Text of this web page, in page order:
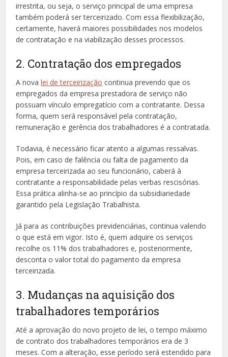
irrestrita, ou seja, o serviço principal de uma empresa
também poderá ser terceirizado. Com essa flexibilização,
certamente, haverá maiores possibilidades nos modelos
de contratação e na viabilização desses processos.
2. Contratação dos empregados
A novalei de terceirização continua prevendo que os
empregados da empresa prestadora de serviço não
possuam vínculo empregatício com a contratante. Dessa
forma, quem será responsável pela contratação,
remuneração e gerência dos trabalhadores é a contratada.
Todavia, é necessário ficar atento a algumas ressalvas.
Pois, em caso de falência ou falta de pagamento da
empresa terceirizada ao seu funcionário, caberá à
contratante a responsabilidade pelas verbas rescisórias.
Essa prática alinha-se ao princípio da subsidiariedade
garantido pela Legislação Trabalhista.
Já para as contribuições previdenciárias, continua valendo
o que está em vigor. Isto é, quem adquire os serviços
recolhe os 11% dos trabalhadores e, posteriormente,
desconta o valor total do pagamento da empresa
terceirizada.
3. Mudanças na aquisição dos
trabalhadores temporários
Até a aprovação do novo projeto de lei, o tempo máximo
de contrato dos trabalhadores temporários era de 3
meses. Com a alteração, esse período será estendido para